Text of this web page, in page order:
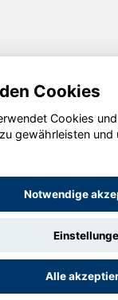
Cookies
Cookies
gewährleisten
Notwendige
Alle